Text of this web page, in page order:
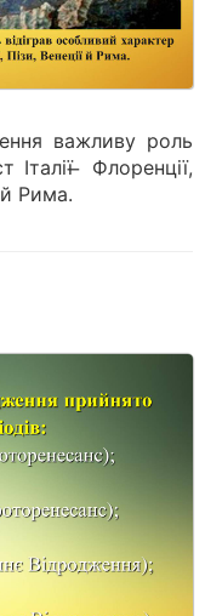
важливу роль
Італії ̶ Флоренції,
й Рима.